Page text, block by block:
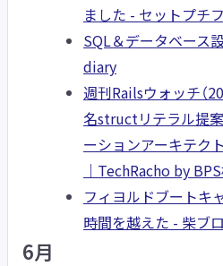
ました - セットプチ
SQL＆データベース
diary
週刊Railsウォッチ（
名structリテラル提
ーションアーキテク
｜TechRacho by
フィヨルドブートキ
時間を越えた - 柴ブ
6月